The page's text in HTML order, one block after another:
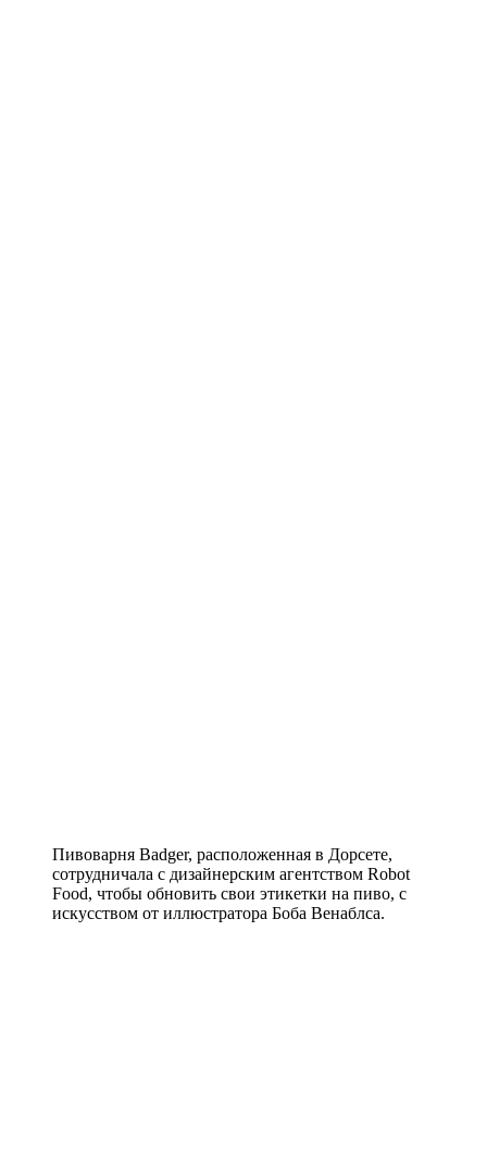
Пивоварня Badger, расположенная в Дорсете,
сотрудничала с дизайнерским агентством Robot
Food, чтобы обновить свои этикетки на пиво, с
искусством от иллюстратора Боба Венаблса.